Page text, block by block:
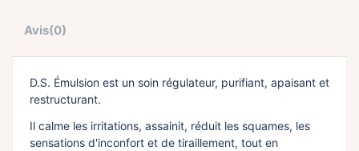
Avis(0)
D.S. Émulsion est un soin régulateur, purifiant, apaisant et
restructurant.
Il calme les irritations, assainit, réduit les squames, les
sensations d'inconfort et de tiraillement, tout en